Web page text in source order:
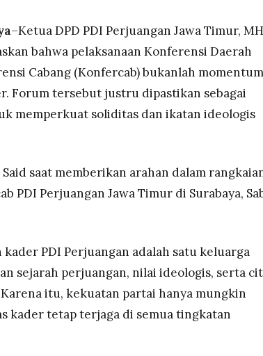
terus memperjuangkan ajaran Bung Karno dan
juga jadi ruang akuntabilitas dan penyusunan
menyampaikan sikap politik partai untuk menjawab
Timur.
–Ketua DPD PDI Perjuangan Jawa Timur, MH
bahwa pelaksanaan Konferensi Daerah
Cabang (Konfercab) bukanlah momentum
Forum tersebut justru dipastikan sebagai
memperkuat soliditas dan ikatan ideologis
saat memberikan arahan dalam
PDI Perjuangan Jawa Timur di Surabaya,
PDI Perjuangan adalah satu keluarga
sejarah perjuangan, nilai ideologis, serta
itu, kekuatan partai hanya mungkin
kader tetap terjaga di semua tingkatan